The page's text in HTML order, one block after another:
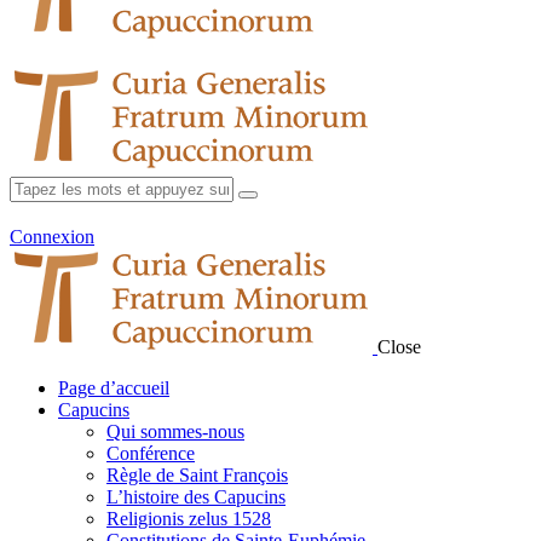
Connexion
Close
Page d’accueil
Capucins
Qui sommes-nous
Conférence
Règle de Saint François
L’histoire des Capucins
Religionis zelus 1528